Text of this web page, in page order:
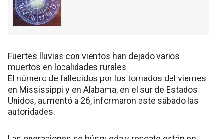
Fuertes lluvias con vientos han dejado varios
muertos en localidades rurales
El número de fallecidos por los tornados del viernes
en Mississippi y en Alabama, en el sur de Estados
Unidos, aumentó a 26, informaron este sábado las
autoridades.